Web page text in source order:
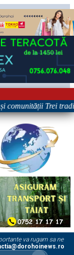
Trei
va rugam sa ne